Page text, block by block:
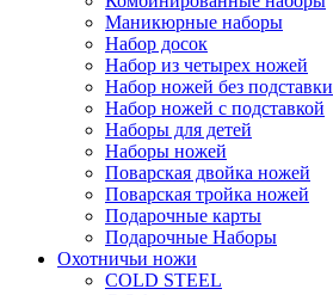
Маникюрные наборы
Набор досок
Набор из четырех ножей
Набор ножей без подставки
Набор ножей с подставкой
Наборы для детей
Наборы ножей
Поварская двойка ножей
Поварская тройка ножей
Подарочные карты
Подарочные Наборы
Охотничьи ножи
COLD STEEL